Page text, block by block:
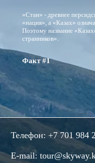
«Стан» - древнее
«нация», а «Казах»
Поэтому название
странников».
Факт #1
Телефон:+7 701 984
E-mail: